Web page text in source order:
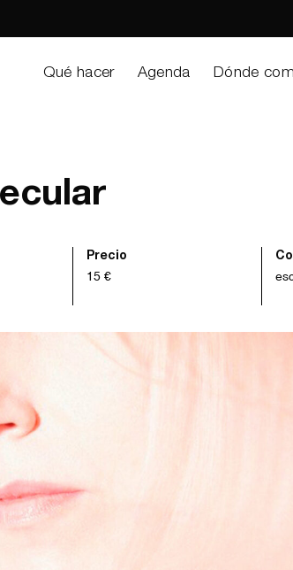
Qué hacer Agenda Dónde
Precio
15 €